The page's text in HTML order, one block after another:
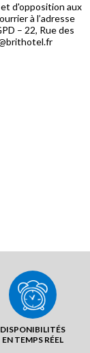
d'opposition aux
à l’adresse
– 22, Rue des
DISPONIBILITÉS
EN TEMPS RÉEL